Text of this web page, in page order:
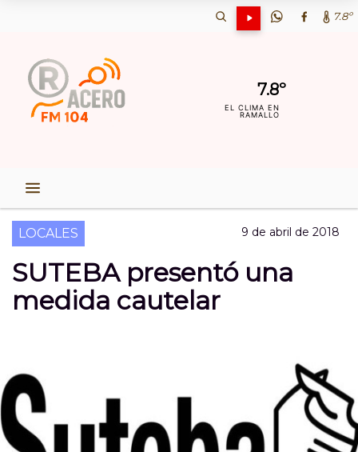
7.8º
7.8º
EL CLIMA EN
RAMALLO
LOCALES 9 de abril de 2018
SUTEBA presentó una
medida cautelar